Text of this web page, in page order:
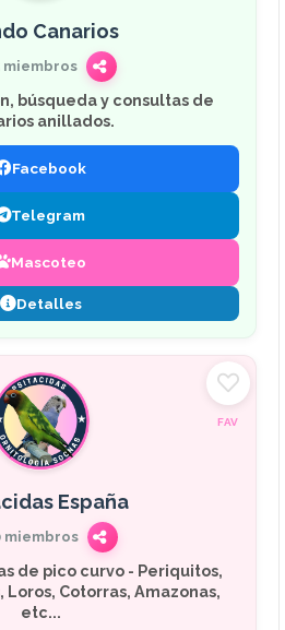
Canarios
miembros
búsqueda y consultas de
anillados.
Facebook
Telegram
Mascoteo
Detalles
FAV
España
miembros
de pico curvo - Periquitos,
Loros, Cotorras, Amazonas,
etc...